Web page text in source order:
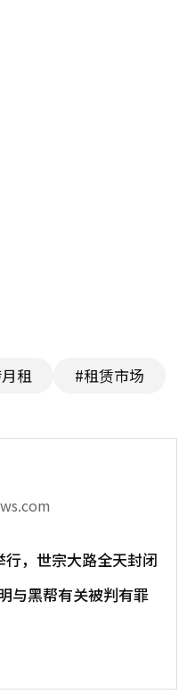
租 #租赁市场
，世宗大路全天封闭
与黑帮有关被判有罪